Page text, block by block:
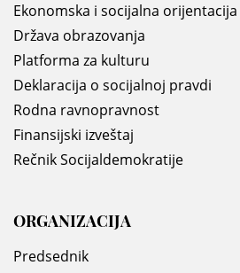
Ekonomska i socijalna orijentacija
Država obrazovanja
Platforma za kulturu
Deklaracija o socijalnoj pravdi
Rodna ravnopravnost
Finansijski izveštaj
Rečnik Socijaldemokratije
ORGANIZACIJA
Predsednik